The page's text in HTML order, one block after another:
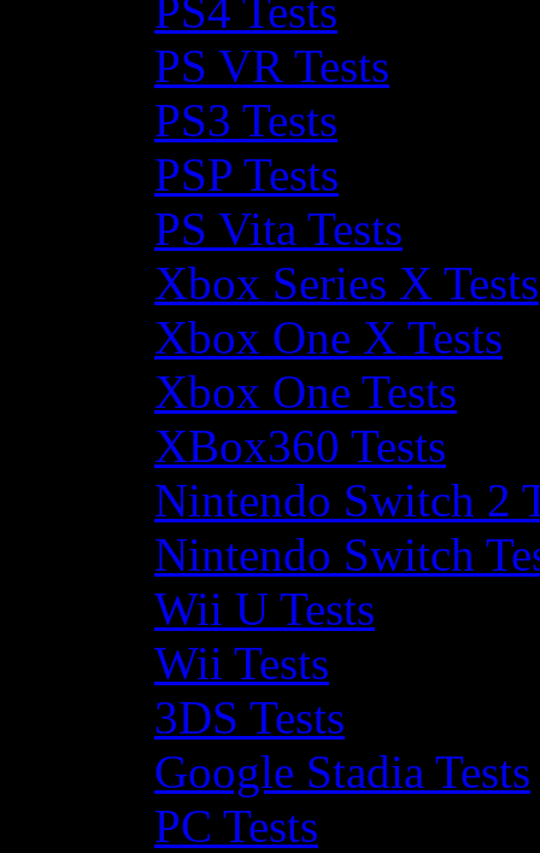
PS4 Tests
PS VR Tests
PS3 Tests
PSP Tests
PS Vita Tests
Xbox Series X Tests
Xbox One X Tests
Xbox One Tests
XBox360 Tests
Nintendo Switch 2
Nintendo Switch
Wii U Tests
Wii Tests
3DS Tests
Google Stadia Tests
PC Tests